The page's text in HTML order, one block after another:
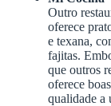
Outro
oferece
e texana,
fajitas.
que outros
oferece
qualidade a